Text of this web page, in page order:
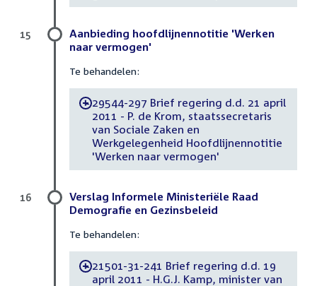
Aanbieding hoofdlijnennotitie 'Werken
naar vermogen'
Te behandelen:
-29544-297 Brief regering d.d. 21 april
2011 - P. de Krom, staatssecretaris
van Sociale Zaken en
Werkgelegenheid Hoofdlijnennotitie
'Werken naar vermogen'
15
Verslag Informele Ministeriële Raad
Demografie en Gezinsbeleid
Te behandelen:
-21501-31-241 Brief regering d.d. 19
april 2011 - H.G.J. Kamp, minister van
16